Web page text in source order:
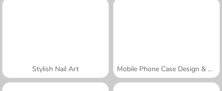
Stylish Nail Art Mobile Phone Case Design & DIY